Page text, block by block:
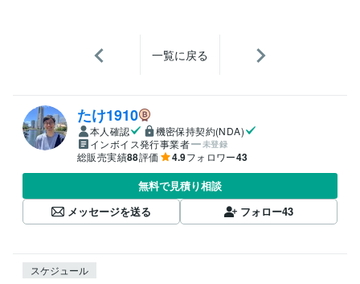
一覧に戻る
たけ1910
本人確認
機密保持契約(NDA)
インボイス発行事業者
未登録
総販売実績88評価 4.9フォロワー43
無料で見積り相談
メッセージを送る
フォロー43
スケジュール